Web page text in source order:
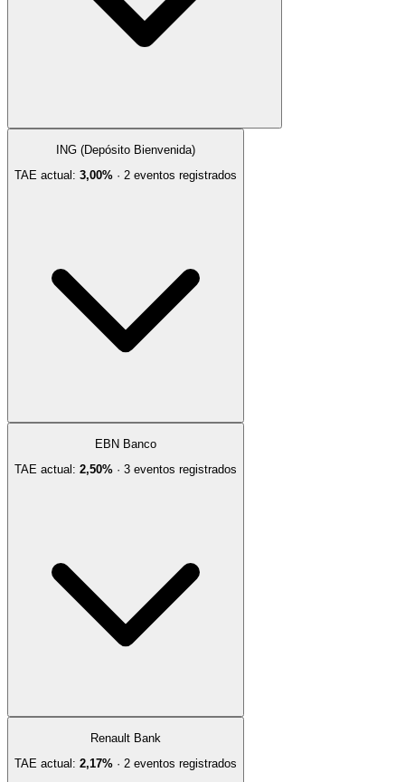
ING (Depósito Bienvenida)
TAE actual: 3,00% · 2 eventos registrados
EBN Banco
TAE actual: 2,50% · 3 eventos registrados
Renault Bank
TAE actual: 2,17% · 2 eventos registrados